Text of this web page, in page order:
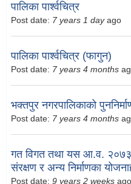
पालिका पार्श्वचित्र
Post date: 7 years 1 dayago
पालिका पार्श्वचित्र (फागुन)
Post date: 7 years 4 months
भक्तपुर नगरपालिकाको
Post date: 7 years 4 months
गत विगत तथा यस आ.व. २०७३/
संरक्षण र अन्य निर्माणका
Post date: 9 years 2 weeks ago